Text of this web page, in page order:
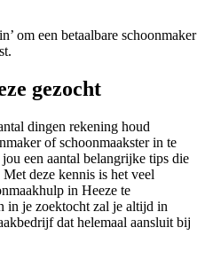
om een betaalbare schoonmaker
gezocht
dingen rekening houd
of schoonmaakster in te
een aantal belangrijke tips die
deze kennis is het veel
in Heeze te
in je zoektocht zal je altijd in
dat helemaal aansluit bij